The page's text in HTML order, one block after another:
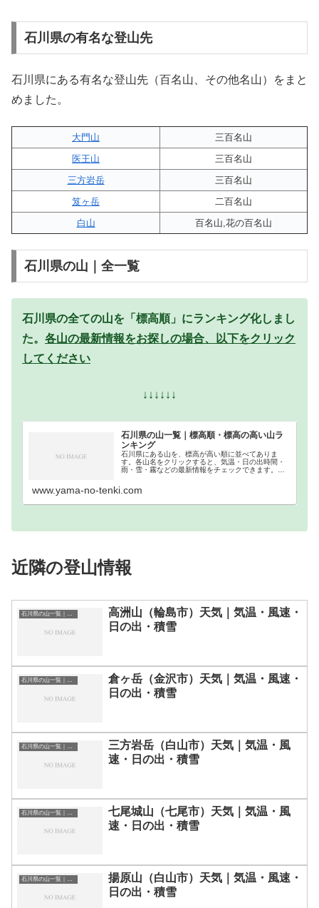
石川県の有名な登山先
石川県にある有名な登山先（百名山、その他名山）をまと
めました。
大門山
三百名山
医王山
三百名山
三方岩岳
三百名山
笈ヶ岳
二百名山
白山
百名山,花の百名山
石川県の山｜全一覧
石川県の全ての山を「標高順」にランキング化しまし
た。 各山の最新情報をお探しの場合、以下をクリック
してください
↓↓↓↓↓↓
石川県の山一覧｜標高順・標高の高い山ラ
ンキング
石川県にある山を、標高が高い順に並べてありま
す。各山名をクリックすると、気温・日の出時間・
雨・雪・霧などの最新情報をチェックできます。石
www.yama-no-tenki.com
近隣の登山情報
石川県の山一覧｜標高順・標高の高い山ランキング
高洲山（輪島市）天気｜気温・風速・
日の出・積雪
石川県の山一覧｜標高順・標高の高い山ランキング
倉ヶ岳（金沢市）天気｜気温・風速・
日の出・積雪
石川県の山一覧｜標高順・標高の高い山ランキング
三方岩岳（白山市）天気｜気温・風
速・日の出・積雪
七尾城山（七尾市）天気｜気温・風
速・日の出・積雪
揚原山（白山市）天気｜気温・風速・
日の出・積雪